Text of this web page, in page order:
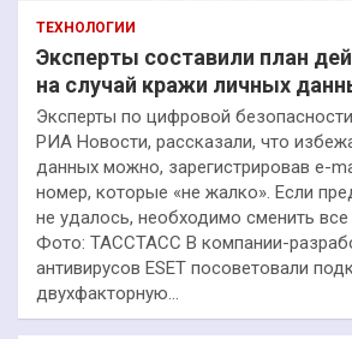
ТЕХНОЛОГИИ
Эксперты составили план
на случай кражи личных
Эксперты по цифровой
РИА Новости, рассказали, что
данных можно, зарегистрировав e-
номер, которые «не жалко». Если
не удалось, необходимо сменить все
Фото: ТАССТАСС В компании-
антивирусов ESET посоветовали
двухфакторную…